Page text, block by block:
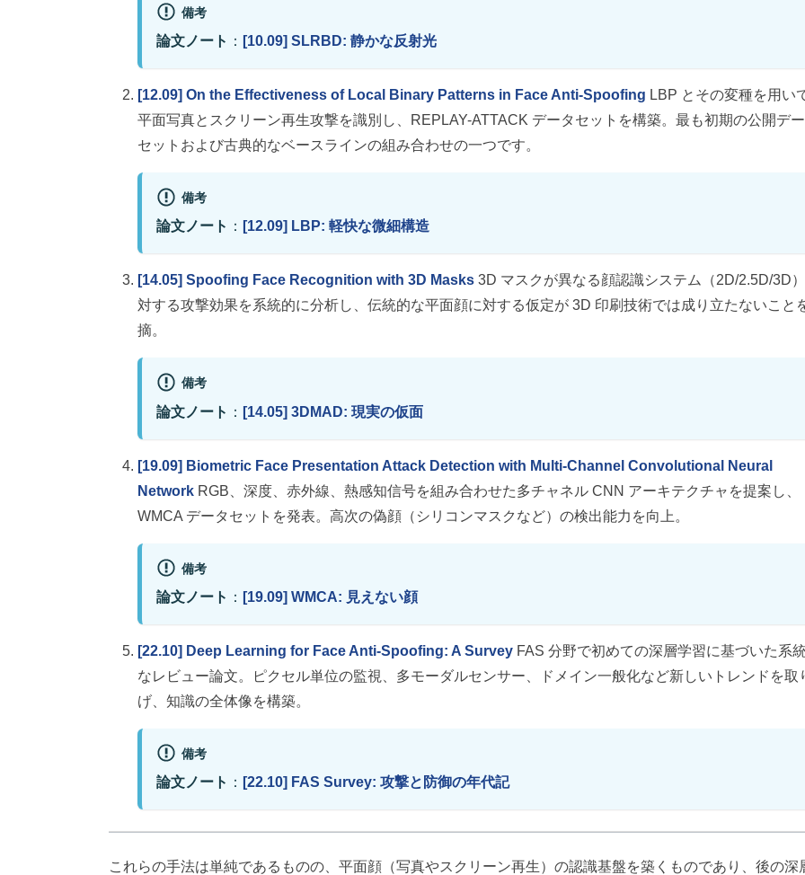
備考
論文ノート ： [10.09] SLRBD: 静かな反射光
[12.09] On the Effectiveness of Local Binary Patterns in Face Anti-Spoofing LBP とその変種を用い
平面写真とスクリーン再生攻撃を識別し、REPLAY-ATTACK データセットを構築。最も初期の公開デ
セットおよび古典的なベースラインの組み合わせの一つです。
備考
論文ノート ： [12.09] LBP: 軽快な微細構造
[14.05] Spoofing Face Recognition with 3D Masks3D マスクが異なる顔認識システム（2D/2.5D/3D
対する攻撃効果を系統的に分析し、伝統的な平面顔に対する仮定が 3D 印刷技術では成り立たないこと
摘。
備考
論文ノート ： [14.05] 3DMAD: 現実の仮面
[19.09] Biometric Face Presentation Attack Detection with Multi-Channel Convolutional Neural
NetworkRGB、深度、赤外線、熱感知信号を組み合わせた多チャネル CNN アーキテクチャを提案し、
WMCA データセットを発表。高次の偽顔（シリコンマスクなど）の検出能力を向上。
備考
論文ノート ： [19.09] WMCA: 見えない顔
[22.10] Deep Learning for Face Anti-Spoofing: A SurveyFAS 分野で初めての深層学習に基づいた系
なレビュー論文。ピクセル単位の監視、多モーダルセンサー、ドメイン一般化など新しいトレンドを取
げ、知識の全体像を構築。
備考
論文ノート ： [22.10] FAS Survey: 攻撃と防御の年代記
これらの手法は単純であるものの、平面顔（写真やスクリーン再生）の認識基盤を築くものであり、後の深